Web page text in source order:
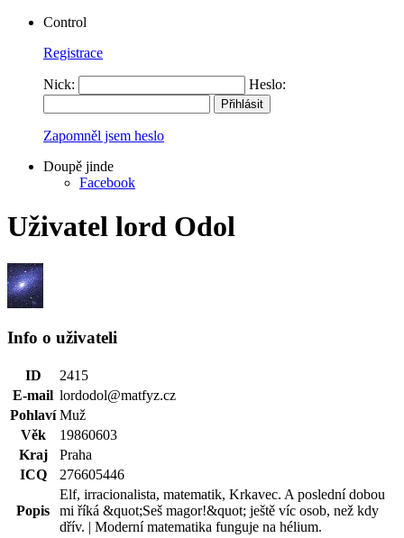
Control
Registrace
Nick: Heslo:
Zapomněl jsem heslo
Doupě jinde
Facebook
Uživatel lord Odol
Info o uživateli
ID
2415
E-mail lordodol@matfyz.cz
Pohlaví Muž
Věk
19860603
Kraj
Praha
ICQ
276605446
Popis
Elf, irracionalista, matematik, Krkavec. A poslední dobou
mi říká &quot;Seš magor!&quot; ještě víc osob, než kdy
dřív. | Moderní matematika funguje na hélium.